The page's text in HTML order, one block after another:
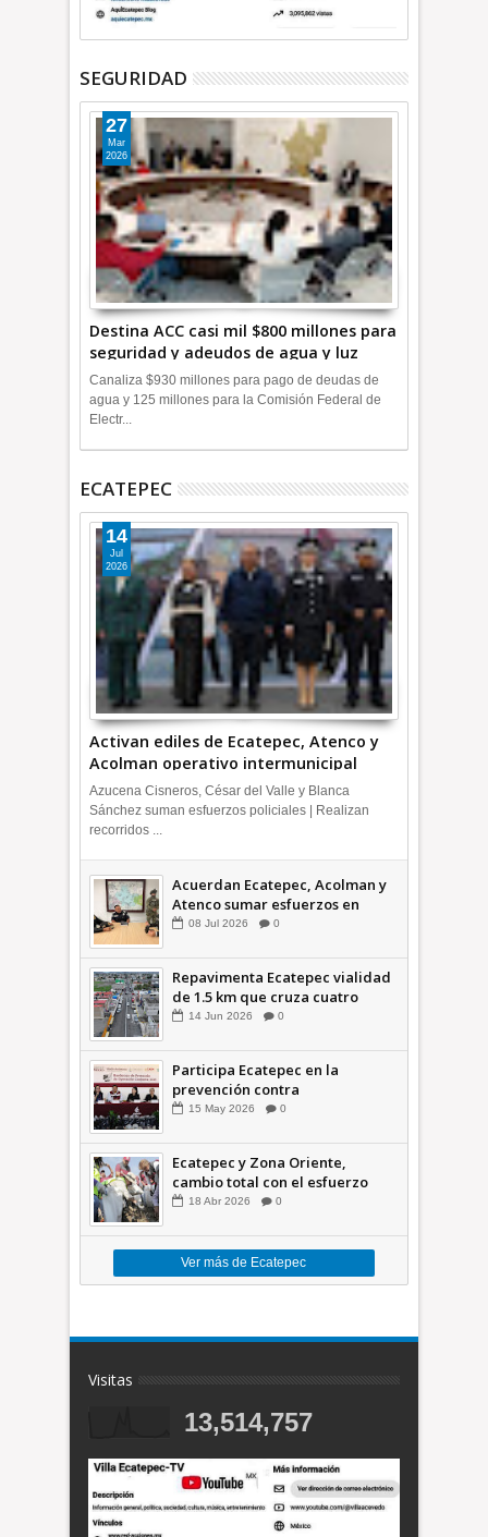
SEGURIDAD
Destina ACC casi mil $800 millones para
seguridad y adeudos de agua y luz
+Video
27
Mar
2026
Canaliza $930 millones para pago de deudas de
agua y 125 millones para la Comisión Federal de
Electr...
ECATEPEC
Activan ediles de Ecatepec, Atenco y
Acolman operativo intermunicipal
14
Jul
2026
Azucena Cisneros, César del Valle y Blanca
Sánchez suman esfuerzos policiales | Realizan
recorridos ...
Acuerdan Ecatepec, Acolman y
Atenco sumar esfuerzos en
seguridad
08 Jul 2026 0
Repavimenta Ecatepec vialidad
de 1.5 km que cruza cuatro
comunidades +Video
14 Jun 2026 0
Participa Ecatepec en la
prevención contra
inundaciones en el Valle de
15 May 2026 0
Ecatepec y Zona Oriente,
cambio total con el esfuerzo
conjunto: Azucena; retiran 21
18 Abr 2026 0
Ver más de Ecatepec
Visitas
13,514,757